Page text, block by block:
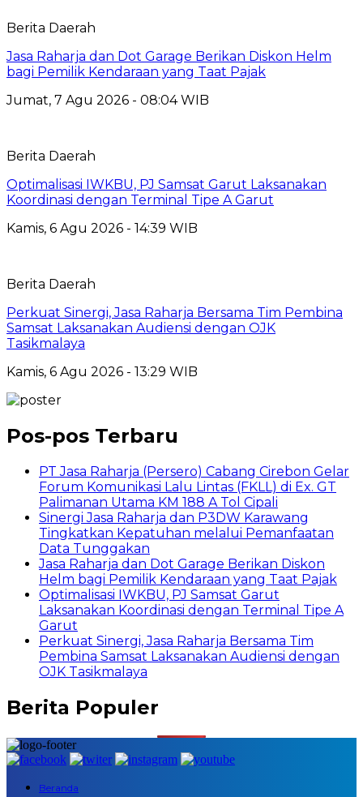
Berita Daerah
Jasa Raharja dan Dot Garage Berikan Diskon Helm
bagi Pemilik Kendaraan yang Taat Pajak
Jumat, 7 Agu 2026 - 08:04 WIB
Berita Daerah
Optimalisasi IWKBU, PJ Samsat Garut Laksanakan
Koordinasi dengan Terminal Tipe A Garut
Kamis, 6 Agu 2026 - 14:39 WIB
Berita Daerah
Perkuat Sinergi, Jasa Raharja Bersama Tim Pembina
Samsat Laksanakan Audiensi dengan OJK
Tasikmalaya
Kamis, 6 Agu 2026 - 13:29 WIB
Pos-pos Terbaru
PT Jasa Raharja (Persero) Cabang Cirebon Gelar
Forum Komunikasi Lalu Lintas (FKLL) di Ex. GT
Palimanan Utama KM 188 A Tol Cipali
Sinergi Jasa Raharja dan P3DW Karawang
Tingkatkan Kepatuhan melalui Pemanfaatan
Data Tunggakan
Jasa Raharja dan Dot Garage Berikan Diskon
Helm bagi Pemilik Kendaraan yang Taat Pajak
Optimalisasi IWKBU, PJ Samsat Garut
Laksanakan Koordinasi dengan Terminal Tipe A
Garut
Perkuat Sinergi, Jasa Raharja Bersama Tim
Pembina Samsat Laksanakan Audiensi dengan
OJK Tasikmalaya
Berita Populer
Beranda